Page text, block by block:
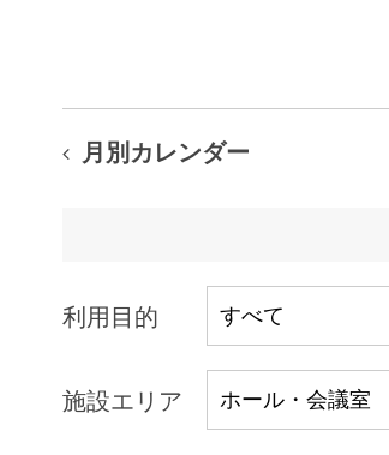
月別カレンダー
利用目的
施設エリア